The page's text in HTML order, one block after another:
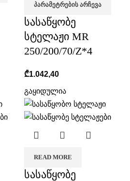
ᲞᲐᲠᲐᲛᲔᲢᲠᲔᲑᲘᲡ ᲐᲠᲩᲔᲕᲐ
სასაწყობე
სტელაჟი MR
250/200/70/Z*4
₾1.042,40
გაყიდულია
READ MORE
სასაწყობე